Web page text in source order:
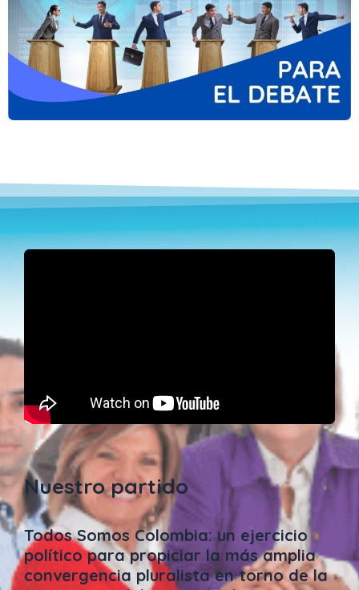
Nuestro partido
Todos Somos Colombia: un ejercicio
político para propiciar la más amplia
convergencia pluralista en torno de la